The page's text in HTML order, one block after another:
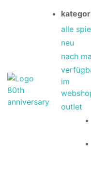
alle
neu
nach
im
outlet